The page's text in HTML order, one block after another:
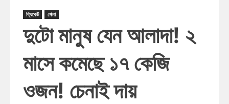
ক্রিকেট খেলা
দুটো মানুষ যেন আলাদা! ২
মাসে কমেছে ১৭ কেজি
ওজন! চেনাই দায়